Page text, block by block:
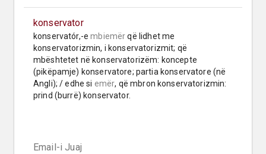
konservator
konservatór,-e mbiemër që lidhet me
konservatorizmin, i konservatorizmit; që
mbështetet në konservatorizëm: koncepte
(pikëpamje) konservatore; partia konservatore (në
Angli); / edhe si emër, që mbron konservatorizmin:
prind (burrë) konservator.
Email-i Juaj